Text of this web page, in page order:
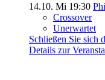
14.10. Mi 19:30
Crossover
Unerwartet
Schließen Sie sich
Details zur